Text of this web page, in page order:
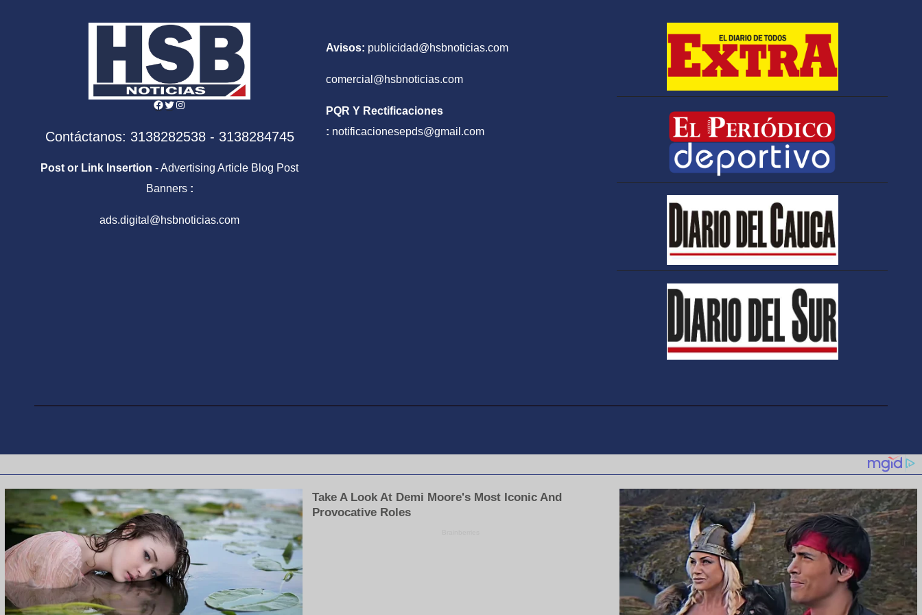
Facebook
Twitter
Instagram
Contáctanos: 3138282538 - 3138284745
Post or Link Insertion - Advertising Article Blog Post
Banners :
ads.digital@hsbnoticias.com
Avisos: publicidad@hsbnoticias.com
comercial@hsbnoticias.com
PQR Y Rectificaciones
: notificacionesepds@gmail.com